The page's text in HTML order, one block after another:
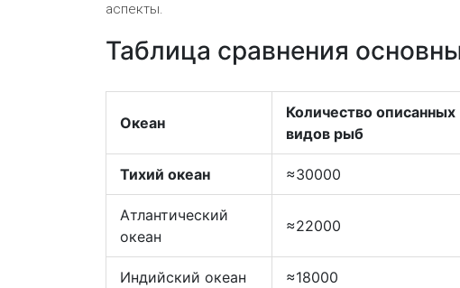
аспекты.
Таблица сравнения
Океан
Количество описанных
видов рыб
Тихий океан ≈30000
Атлантический
океан
≈22000
Индийский океан ≈18000